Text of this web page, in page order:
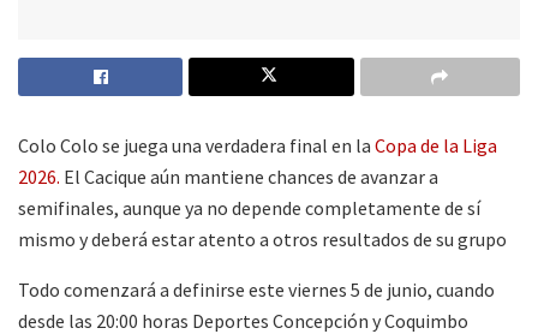
Colo Colo se juega una verdadera final en la Copa de la Liga
2026. El Cacique aún mantiene chances de avanzar a
semifinales, aunque ya no depende completamente de sí
mismo y deberá estar atento a otros resultados de su grupo
Todo comenzará a definirse este viernes 5 de junio, cuando
desde las 20:00 horas Deportes Concepción y Coquimbo